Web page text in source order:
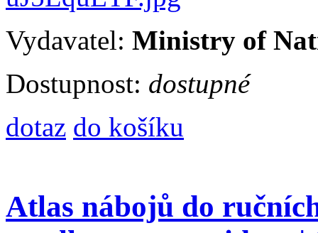
Vydavatel: Ministry of
Dostupnost: dostupné
dotaz do košíku
Atlas nábojů do